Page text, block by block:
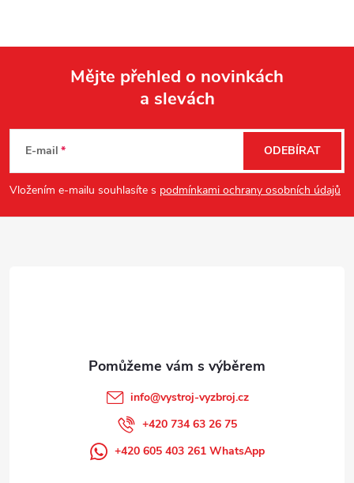
p
a
Mějte přehled o novinkách
a slevách
E-mail
Vložením e-mailu souhlasíte s podmínkami ochrany osobních údajů
ODEBÍRAT
info@vystroj-vyzbroj.cz
+420 734 63 26 75
+420 605 403 261 WhatsApp